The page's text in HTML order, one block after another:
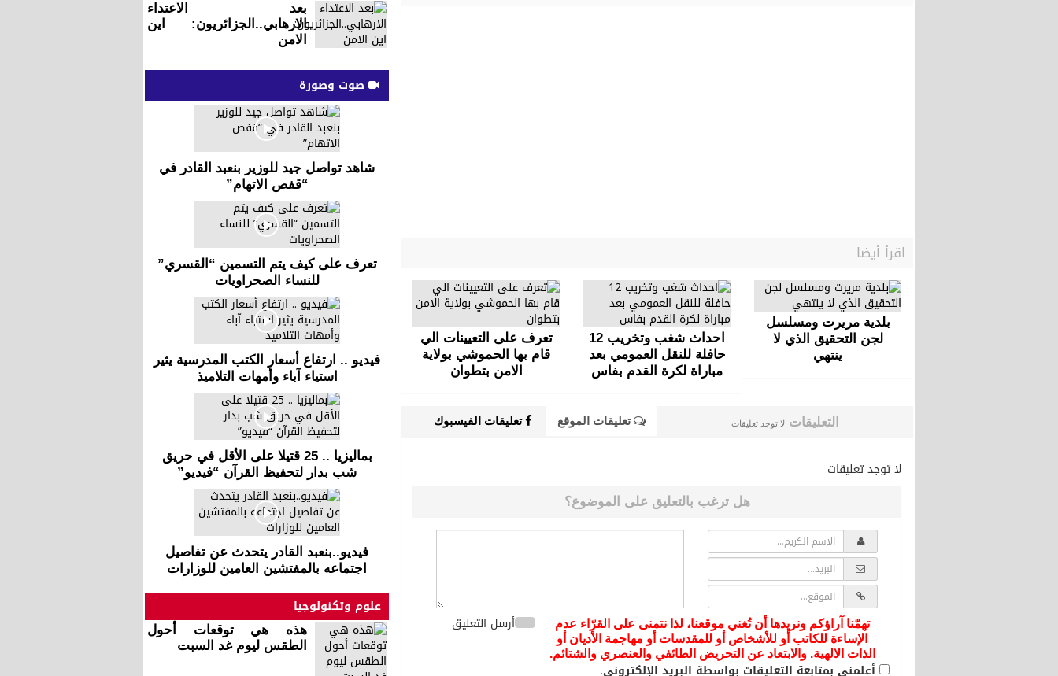
اقرأ أيضا
بلدية مريرت ومسلسل
لجن التحقيق الذي لا
ينتهي
احداث شغب وتخريب 12
حافلة للنقل العمومي بعد
مباراة لكرة القدم بفاس
تعرف على التعيينات الي
قام بها الحموشي بولاية
الامن بتطوان
التعليقات لا توجد تعليقات تعليقات الموقع تعليقات الفيسبوك
لا توجد تعليقات
هل ترغب بالتعليق على الموضوع؟
تهمّنا آراؤكم ونريدها أن تُغني موقعنا، لذا نتمنى على القرّاء عدم
الإساءة للكاتب أو للأشخاص أو للمقدسات أو مهاجمة الأديان أو
الذات الالهية. والابتعاد عن التحريض الطائفي والعنصري والشتائم.
أرسل التعليق
أعلمني بمتابعة التعليقات بواسطة البريد الإلكتروني.
بعد الاعتداء
الارهابي..الجزائريون: اين
الامن
صوت وصورة
شاهد تواصل جيد للوزير بنعبد القادر في
“قفص الاتهام”
تعرف على كيف يتم التسمين “القسري”
للنساء الصحراويات
فيديو .. ارتفاع أسعار الكتب المدرسية يثير
استياء آباء وأمهات التلاميذ
بماليزيا .. 25 قتيلا على الأقل في حريق
شب بدار لتحفيظ القرآن “فيديو”
فيديو..بنعبد القادر يتحدث عن تفاصيل
اجتماعه بالمفتشين العامين للوزارات
علوم وتكنولوجيا
هذه هي توقعات أحول
الطقس ليوم غد السبت